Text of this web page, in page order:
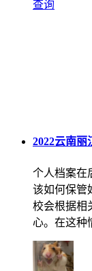
查询
2022云南丽
个人档案在
该如何保管
校会根据相
心。在这种